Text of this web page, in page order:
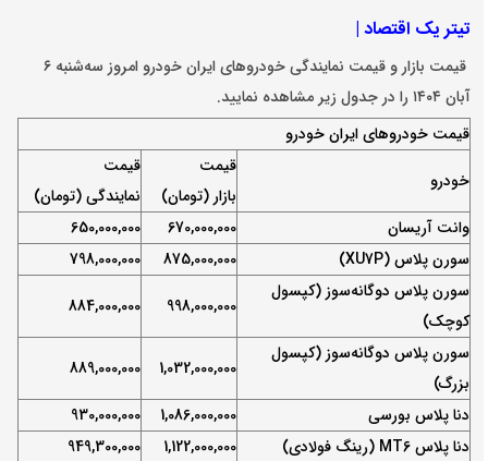
تیتر یک اقتصاد |
قیمت بازار و قیمت نمایندگی خودرو‌های ایران خودرو امروز سه‌شنبه ۶
آبان ۱۴۰۴ را در جدول زیر مشاهده نمایید.
قیمت خودروهای ایران خودرو
خودرو
قیمت
بازار (تومان)
قیمت
نمایندگی (تومان)
وانت آریسان
670,000,000
650,000,000
سورن پلاس (XU7P)
875,000,000
798,000,000
سورن پلاس دوگانه‌سوز (کپسول
کوچک)
998,000,000
884,000,000
سورن پلاس دوگانه‌سوز (کپسول
بزرگ)
1,032,000,000
889,000,000
دنا پلاس بورسی
1,086,000,000
930,000,000
دنا پلاس MT6 (رینگ فولادی)
1,122,000,000
949,300,000